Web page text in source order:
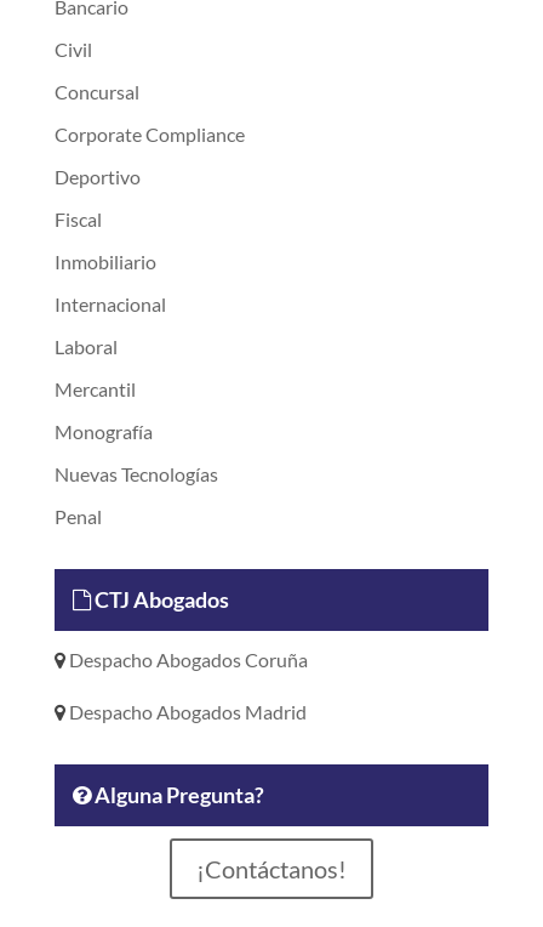
Bancario
Civil
Concursal
Corporate Compliance
Deportivo
Fiscal
Inmobiliario
Internacional
Laboral
Mercantil
Monografía
Nuevas Tecnologías
Penal
CTJ Abogados
Despacho Abogados Coruña
Despacho Abogados Madrid
Alguna Pregunta?
¡Contáctanos!